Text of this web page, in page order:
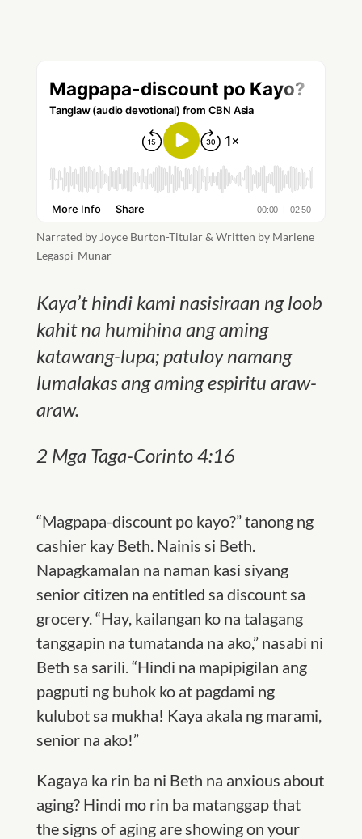
Narrated by Joyce Burton-Titular & Written by Marlene
Legaspi-Munar
Kaya’t hindi kami nasisiraan ng loob
kahit na humihina ang aming
katawang-lupa; patuloy namang
lumalakas ang aming espiritu araw-
araw.
2 Mga Taga-Corinto 4:16
“Magpapa-discount po kayo?” tanong ng
cashier kay Beth. Nainis si Beth.
Napagkamalan na naman kasi siyang
senior citizen na entitled sa discount sa
grocery. “Hay, kailangan ko na talagang
tanggapin na tumatanda na ako,” nasabi ni
Beth sa sarili. “Hindi na mapipigilan ang
pagputi ng buhok ko at pagdami ng
kulubot sa mukha! Kaya akala ng marami,
senior na ako!”
Kagaya ka rin ba ni Beth na anxious about
aging? Hindi mo rin ba matanggap that
the signs of aging are showing on your